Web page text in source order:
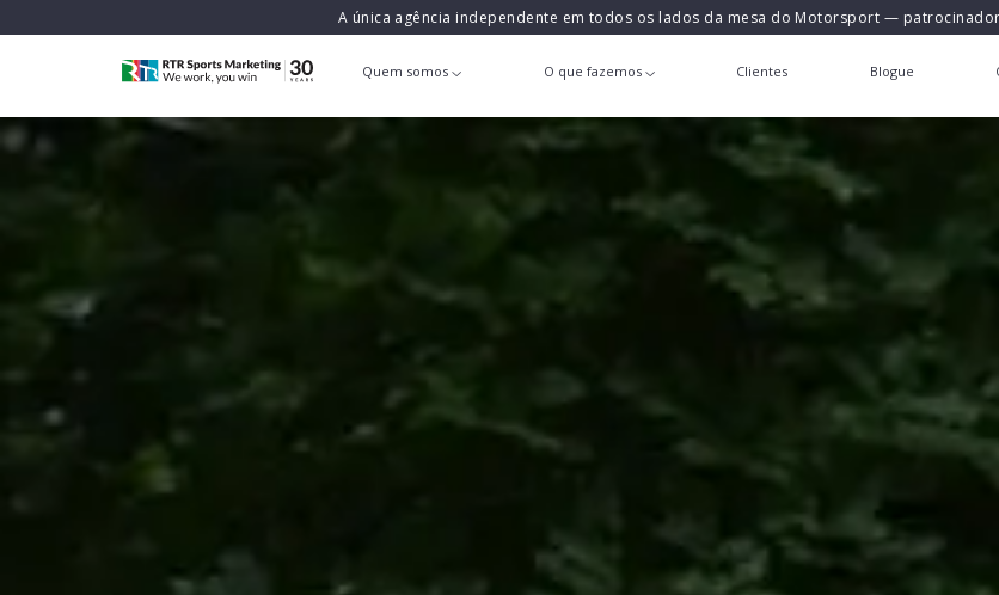
A única agência independente em todos os lados da mesa do Motorsport —
Quem somos O que fazemos Clientes Blogue